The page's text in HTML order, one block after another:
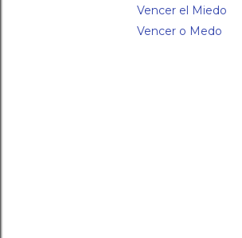
Vencer el Miedo
Vencer o Medo